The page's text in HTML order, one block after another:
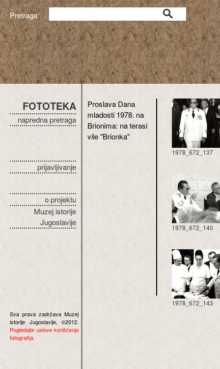
Pretraga:
FOTOTEKA
napredna pretraga
prijavljivanje
o projektu
Muzej istorije
Jugoslavije
Sva prava zadržava Muzej
istorije Jugoslavije, ©2012.
Pogledajte uslove korišćenja
fotografija
Proslava Dana
mladosti 1978. na
Brionima: na terasi
vile "Brionka"
1978_672_137
1978_672_140
1978_672_143